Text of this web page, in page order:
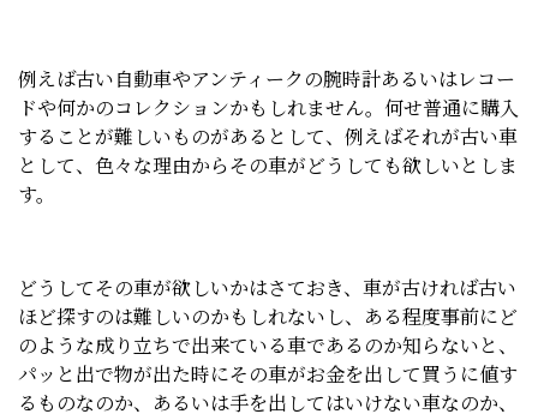
例えば古い自動車やアンティークの腕時計あるいはレコー
ドや何かのコレクションかもしれません。何せ普通に購入
することが難しいものがあるとして、例えばそれが古い車
として、色々な理由からその車がどうしても欲しいとしま
す。
どうしてその車が欲しいかはさておき、車が古ければ古い
ほど探すのは難しいのかもしれないし、ある程度事前にど
のような成り立ちで出来ている車であるのか知らないと、
パッと出で物が出た時にその車がお金を出して買うに値す
るものなのか、あるいは手を出してはいけない車なのか、